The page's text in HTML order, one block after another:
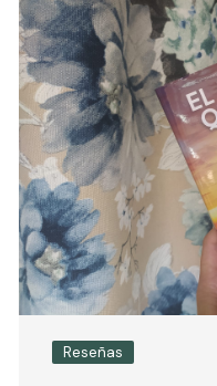
Reseñas